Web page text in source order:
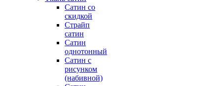
Сатин со
скидкой
Страйп
сатин
Сатин
однотонный
Сатин с
рисунком
(набивной)